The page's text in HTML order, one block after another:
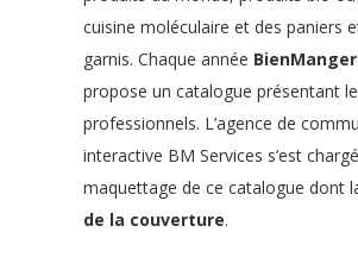
cuisine moléculaire et des paniers
garnis. Chaque année
propose un catalogue présentant
professionnels. L’agence de
interactive BM Services s’est
maquettage de ce catalogue dont
de la couverture.